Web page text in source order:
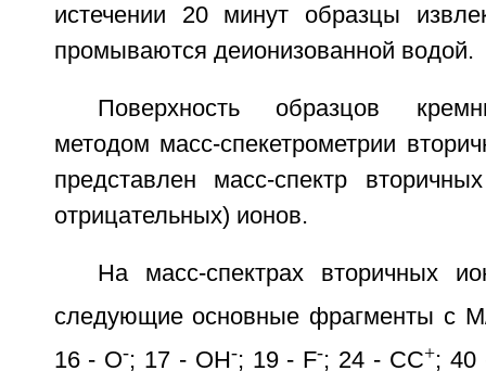
истечении 20 минут образцы
промываются деионизованной водой.
Поверхность образцов
методом масс-спекетрометрии
представлен масс-спектр
отрицательных) ионов.
На масс-спектрах вторичных
следующие основные фрагменты с
16 - O-; 17 - OH-; 19 - F-; 24 - СС+; 40